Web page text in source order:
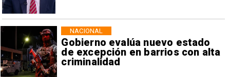
Gobierno evalúa nuevo estado
de excepción en barrios con alta
criminalidad
NACIONAL